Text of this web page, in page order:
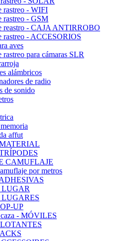
rastreo - WIFI
rastreo - GSM
reastro - CAJA ANTIRROBO
rastreo - ACCESORIOS
aves
rastreo para cámaras SLR
alámbricos
de radio
de sonido
affut
CAMUFLAJE
por metros
LUGAR
LUGARES
UP
caza - MÓVILES